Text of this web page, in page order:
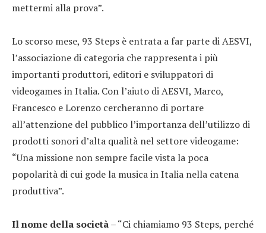
mettermi alla prova”.
Lo scorso mese, 93 Steps è entrata a far parte di AESVI,
l’associazione di categoria che rappresenta i più
importanti produttori, editori e sviluppatori di
videogames in Italia. Con l’aiuto di AESVI, Marco,
Francesco e Lorenzo cercheranno di portare
all’attenzione del pubblico l’importanza dell’utilizzo di
prodotti sonori d’alta qualità nel settore videogame:
“Una missione non sempre facile vista la poca
popolarità di cui gode la musica in Italia nella catena
produttiva”.
Il nome della società– “Ci chiamiamo 93 Steps, perché